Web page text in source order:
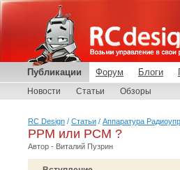
Публикации Форум Блоги
Новости Статьи Обзоры
RC Design / Статьи / Аппаратура
PPM или PCM ?
Автор - Виталий Пузрин